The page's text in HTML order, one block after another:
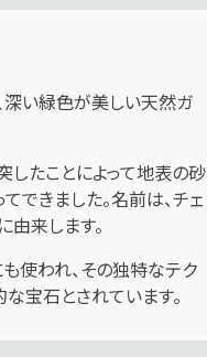
深い緑色が美しい天然ガ
たことによって地表の砂
できました。名前は、チェ
来します。
使われ、その独特なテク
宝石とされています。